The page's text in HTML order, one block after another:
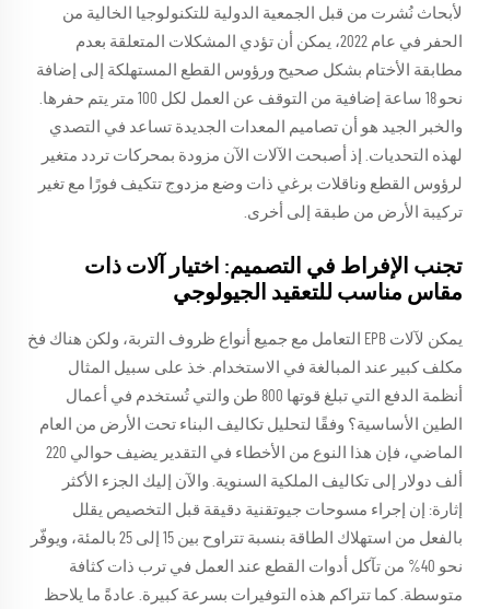
لأبحاث نُشرت من قبل الجمعية الدولية للتكنولوجيا الخالية من
الحفر في عام 2022، يمكن أن تؤدي المشكلات المتعلقة بعدم
مطابقة الأختام بشكل صحيح ورؤوس القطع المستهلكة إلى إضافة
نحو 18 ساعة إضافية من التوقف عن العمل لكل 100 متر يتم حفرها.
والخبر الجيد هو أن تصاميم المعدات الجديدة تساعد في التصدي
لهذه التحديات. إذ أصبحت الآلات الآن مزودة بمحركات تردد متغير
لرؤوس القطع وناقلات برغي ذات وضع مزدوج تتكيف فورًا مع تغير
تركيبة الأرض من طبقة إلى أخرى.
تجنب الإفراط في التصميم: اختيار آلات ذات
مقاس مناسب للتعقيد الجيولوجي
يمكن لآلات EPB التعامل مع جميع أنواع ظروف التربة، ولكن هناك فخ
مكلف كبير عند المبالغة في الاستخدام. خذ على سبيل المثال
أنظمة الدفع التي تبلغ قوتها 800 طن والتي تُستخدم في أعمال
الطين الأساسية؟ وفقًا لتحليل تكاليف البناء تحت الأرض من العام
الماضي، فإن هذا النوع من الأخطاء في التقدير يضيف حوالي 220
ألف دولار إلى تكاليف الملكية السنوية. والآن إليك الجزء الأكثر
إثارة: إن إجراء مسوحات جيوتقنية دقيقة قبل التخصيص يقلل
بالفعل من استهلاك الطاقة بنسبة تتراوح بين 15 إلى 25 بالمئة، ويوفّر
نحو 40% من تآكل أدوات القطع عند العمل في ترب ذات كثافة
متوسطة. كما تتراكم هذه التوفيرات بسرعة كبيرة. عادةً ما يلاحظ